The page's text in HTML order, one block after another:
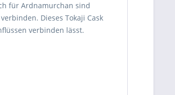
für Ardnamurchan sind
Dieses Tokaji Cask
verbinden lässt.